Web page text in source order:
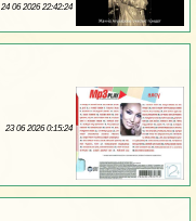
24 06 2026 22:42:24
23 06 2026 0:15:24